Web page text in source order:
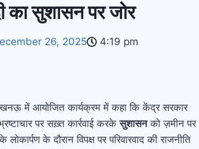
का सुशासन पर जोर
26, 2025 4:19 pm
में आयोजित कार्यक्रम में कहा कि केंद्र सरकार
पर सख़्त कार्रवाई करकेसुशासनको ज़मीन पर
के दौरान विपक्ष पर परिवारवाद की राजनीति